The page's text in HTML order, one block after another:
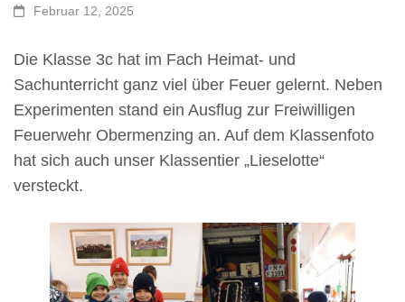
Februar 12, 2025
Die Klasse 3c hat im Fach Heimat- und
Sachunterricht ganz viel über Feuer gelernt. Neben
Experimenten stand ein Ausflug zur Freiwilligen
Feuerwehr Obermenzing an. Auf dem Klassenfoto
hat sich auch unser Klassentier „Lieselotte“
versteckt.